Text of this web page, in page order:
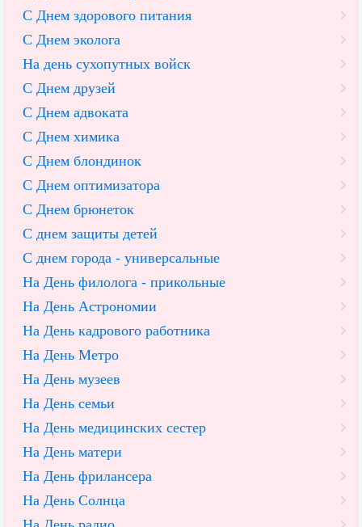
С Днем здорового питания
С Днем эколога
На день сухопутных войск
С Днем друзей
С Днем адвоката
С Днем химика
С Днем блондинок
С Днем оптимизатора
С Днем брюнеток
С днем защиты детей
С днем города - универсальные
На День филолога - прикольные
На День Астрономии
На День кадрового работника
На День Метро
На День музеев
На День семьи
На День медицинских сестер
На День матери
На День фрилансера
На День Солнца